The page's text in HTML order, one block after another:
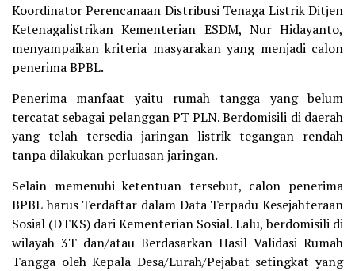
Koordinator Perencanaan Distribusi Tenaga Listrik Ditjen
Ketenagalistrikan Kementerian ESDM, Nur Hidayanto,
menyampaikan kriteria masyarakan yang menjadi calon
penerima BPBL.
Penerima manfaat yaitu rumah tangga yang belum
tercatat sebagai pelanggan PT PLN. Berdomisili di daerah
yang telah tersedia jaringan listrik tegangan rendah
tanpa dilakukan perluasan jaringan.
Selain memenuhi ketentuan tersebut, calon penerima
BPBL harus Terdaftar dalam Data Terpadu Kesejahteraan
Sosial (DTKS) dari Kementerian Sosial. Lalu, berdomisili di
wilayah 3T dan/atau Berdasarkan Hasil Validasi Rumah
Tangga oleh Kepala Desa/Lurah/Pejabat setingkat yang